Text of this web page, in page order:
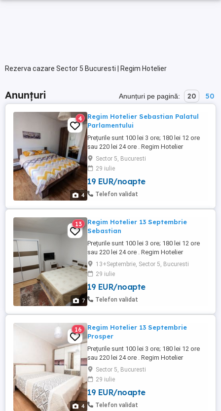
Rezerva cazare Sector 5 Bucuresti | Regim Hotelier
Anunțuri Anunțuri pe pagină: 20 50
4
4
Regim Hotelier Sebastian Palatul
Parlamentului
Prețurile sunt 100 lei 3 ore; 180 lei 12 ore
sau 220 lei 24 ore . Regim Hotelier
Garsoniera 42 mp situata in zona 13
Septembrie Parc Sebastian .
Curățenie,discreție,internet wifi, televizor
LCD. Ne rezervam dreptul de a ne selecta
clienții. Pentru perioade mai lungi de 7 zile
Sector 5, Bucuresti
29 iulie
19 EUR/noapte
Telefon validat
7
13
Regim Hotelier 13 Septembrie
Sebastian
Prețurile sunt 100 lei 3 ore; 180 lei 12 ore
sau 220 lei 24 ore . Regim Hotelier
Garsoniera 42 mp situata in zona 13
Septembrie Parc Sebastian .
Curățenie,discreție,internet wifi, televizor
LCD. Ne rezervam dreptul de a ne selecta
clienții. Pentru perioade mai lungi de 7 zile
13+Septembrie, Sector 5, Bucuresti
29 iulie
19 EUR/noapte
Telefon validat
4
16
Regim Hotelier 13 Septembrie
Prosper
Prețurile sunt 100 lei 3 ore; 180 lei 12 ore
sau 220 lei 24 ore . Regim Hotelier
Garsoniera 42 mp situata in zona 13
Septembrie Parc Sebastian .
Curățenie,discreție,internet wifi, televizor
LCD. Ne rezervam dreptul de a ne selecta
clienții. Pentru perioade mai lungi de 7 zile
Sector 5, Bucuresti
29 iulie
19 EUR/noapte
Telefon validat